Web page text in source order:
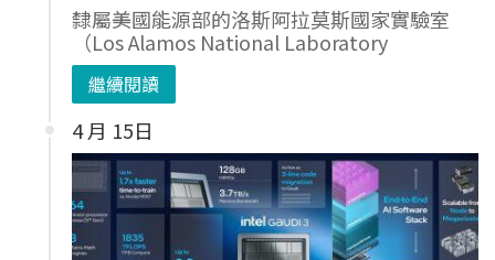
隸屬美國能源部的洛斯阿拉莫斯國家實驗室
（Los Alamos National Laboratory
繼續閱讀
4 月 15日